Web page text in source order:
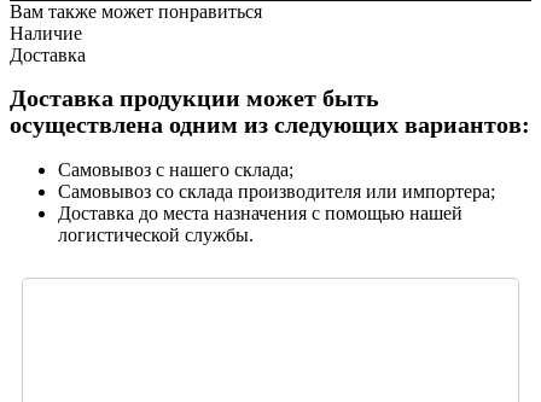
Вам также может понравиться
Наличие
Доставка
Доставка продукции может быть
осуществлена одним из следующих вариантов:
Самовывоз с нашего склада;
Самовывоз со склада производителя или импортера;
Доставка до места назначения с помощью нашей
логистической службы.